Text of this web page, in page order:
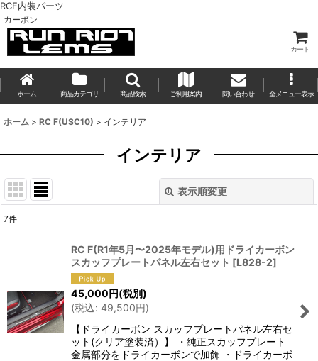
RCF内装パーツ
カーボン
カート
ホーム 商品カテゴリ 商品検索 ご利用案内 問い合わせ 全メニュー表示
ホーム > RC F(USC10) > インテリア
インテリア
表示順変更
絞り込む
7件
RC F(R1年5月〜2025年モデル)用ドライカーボン
スカッフプレートパネル左右セット [L828-2]
45,000円(税別)
(税込: 49,500円)
【ドライカーボン スカッフプレートパネル左右セ
ット(クリア塗装済）】 ・純正スカッフプレート
金属部分をドライカーボンで加飾 ・ドライカーボ